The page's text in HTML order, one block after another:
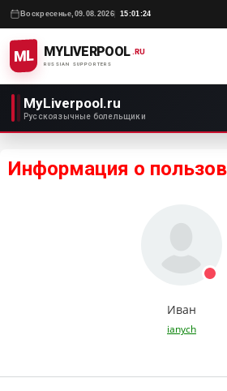
Воскресенье, 09.08.2026 15:01:24
ML MYLIVERPOOL
RUSSIAN SUPPORTERS
.RU
MyLiverpool.ru
Русскоязычные болельщики
Информация о
Иван
ianych